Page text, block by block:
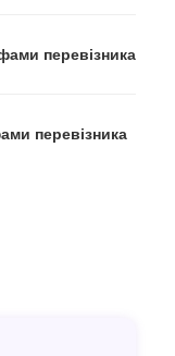
перевізника
перевізника